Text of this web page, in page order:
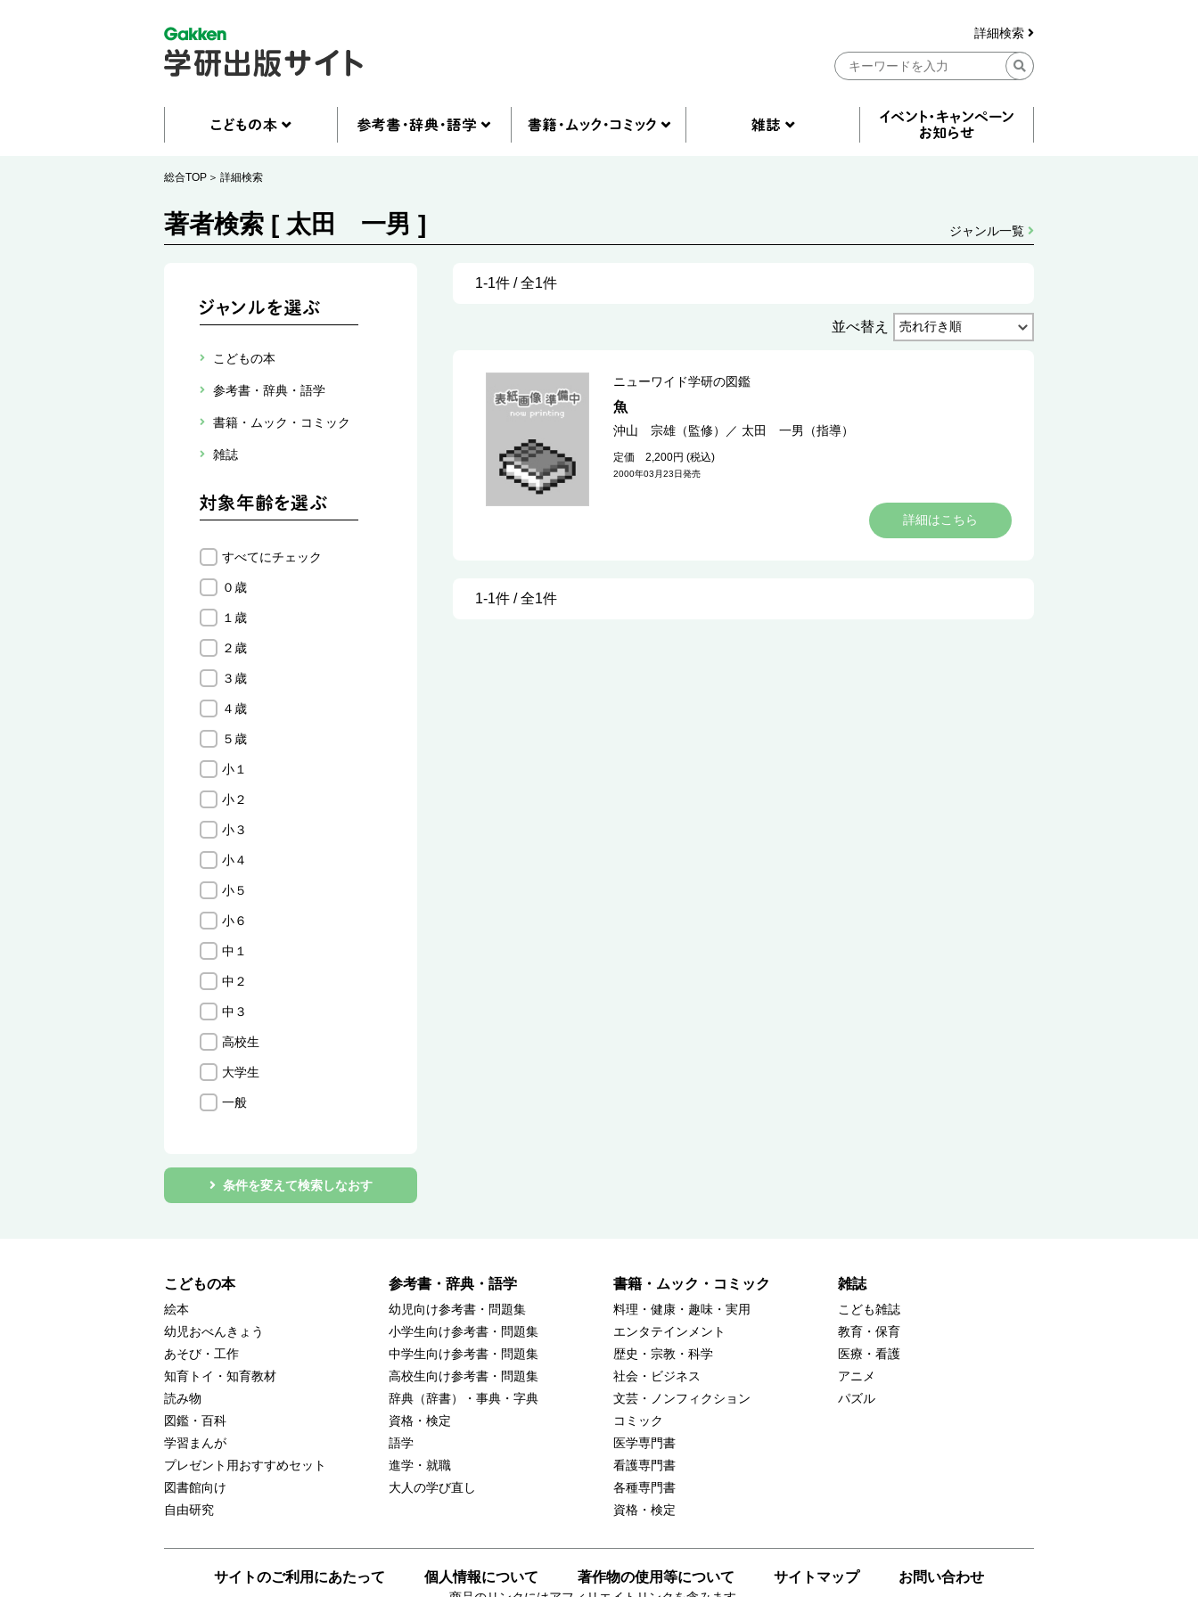
詳細検索
総合TOP 詳細検索
著者検索 [ 太田 一男 ] ジャンル一覧
こどもの本
参考書・辞典・語学
書籍・ムック・コミック
雑誌
すべてにチェック
０歳
１歳
２歳
３歳
４歳
５歳
小１
小２
小３
小４
小５
小６
中１
中２
中３
高校生
大学生
一般
条件を変えて検索しなおす
1-1件 / 全1件
並べ替え
ニューワイド学研の図鑑
魚
沖山 宗雄（監修） ／ 太田 一男（指導）
定価 2,200円 (税込)
2000年03月23日発売
詳細はこちら
1-1件 / 全1件
こどもの本
絵本
幼児おべんきょう
あそび・工作
知育トイ・知育教材
読み物
図鑑・百科
学習まんが
プレゼント用おすすめセット
図書館向け
自由研究
参考書・辞典・語学
幼児向け参考書・問題集
小学生向け参考書・問題集
中学生向け参考書・問題集
高校生向け参考書・問題集
辞典（辞書）・事典・字典
資格・検定
語学
進学・就職
大人の学び直し
書籍・ムック・コミック
料理・健康・趣味・実用
エンタテインメント
歴史・宗教・科学
社会・ビジネス
文芸・ノンフィクション
コミック
医学専門書
看護専門書
各種専門書
資格・検定
雑誌
こども雑誌
教育・保育
医療・看護
アニメ
パズル
サイトのご利用にあたって 個人情報について 著作物の使用等について サイトマップ お問い合わせ